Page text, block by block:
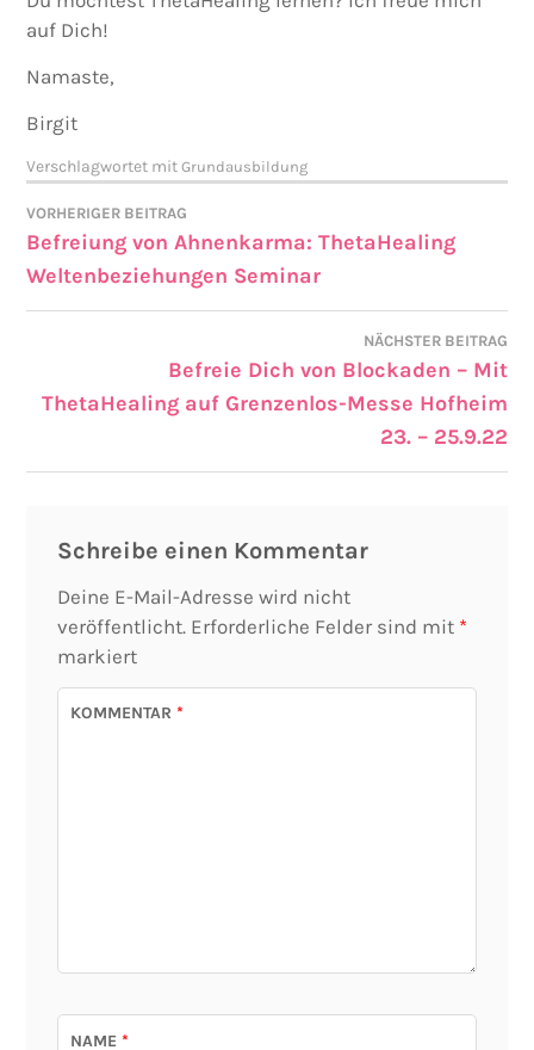
auf Dich!
Namaste,
Birgit
Verschlagwortet mitGrundausbildung
VORHERIGER BEITRAG
Befreiung von Ahnenkarma: ThetaHealing
Weltenbeziehungen Seminar
NÄCHSTER BEITRAG
Befreie Dich von Blockaden – Mit
ThetaHealing auf Grenzenlos-Messe Hofheim
23. – 25.9.22
Schreibe einen Kommentar
Deine E-Mail-Adresse wird nicht
veröffentlicht. Erforderliche Felder sind mit *
markiert
KOMMENTAR *
NAME *